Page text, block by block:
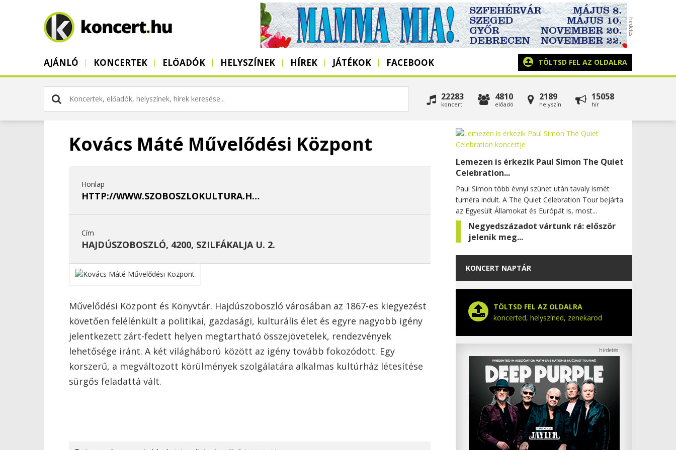
AJÁNLÓ KONCERTEK ELŐADÓK HELYSZÍNEK HÍREK JÁTÉKOK FACEBOOK TÖLTSD FEL AZ OLDALRA
22283
koncert
4810
előadó
2189
helyszín
15058
hír
Kovács Máté Művelődési Központ
Honlap
HTTP://WWW.SZOBOSZLOKULTURA.HU/MUVHAZ/
Cím
HAJDÚSZOBOSZLÓ, 4200, SZILFÁKALJA U. 2.
Művelődési Központ és Könyvtár. Hajdúszoboszló városában az 1867-es kiegyezést
követően felélénkült a politikai, gazdasági, kulturális élet és egyre nagyobb igény
jelentkezett zárt-fedett helyen megtartható összejövetelek, rendezvények
lehetősége iránt. A két világháború között az igény tovább fokozódott. Egy
korszerű, a megváltozott körülmények szolgálatára alkalmas kultúrház létesítése
sürgős feladattá vált.
Lemezen is érkezik Paul Simon The Quiet
Celebration...
Paul Simon több évnyi szünet után tavaly ismét
turnéra indult. A The Quiet Celebration Tour bejárta
az Egyesült Államokat és Európát is, most...
Negyedszázadot vártunk rá: először
jelenik meg...
KONCERT NAPTÁR
TÖLTSD FEL AZ OLDALRA
koncerted, helyszíned, zenekarod